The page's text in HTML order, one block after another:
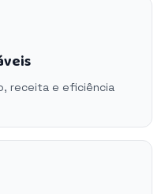
receita e eficiência